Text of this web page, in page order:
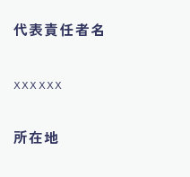
サイトマップ
デモプリセット記事 Part07
マンツーマンコンサル感想
代表責任者名
xxxxxx
所在地